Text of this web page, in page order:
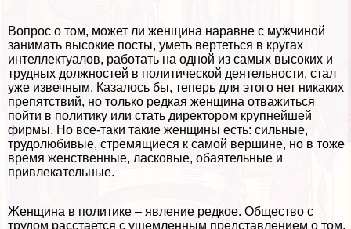
Вопрос о том, может ли женщина наравне с мужчиной
занимать высокие посты, уметь вертеться в кругах
интеллектуалов, работать на одной из самых высоких и
трудных должностей в политической деятельности, стал
уже извечным. Казалось бы, теперь для этого нет никаких
препятствий, но только редкая женщина отважиться
пойти в политику или стать директором крупнейшей
фирмы. Но все-таки такие женщины есть: сильные,
трудолюбивые, стремящиеся к самой вершине, но в тоже
время женственные, ласковые, обаятельные и
привлекательные.
Женщина в политике – явление редкое. Общество с
трудом расстается с ущемленным представлением о том,